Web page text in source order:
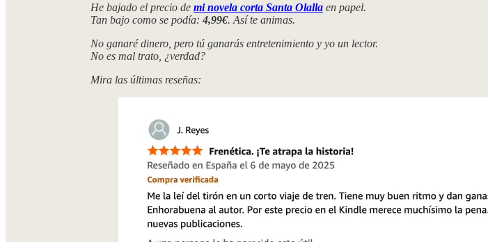
He bajado el precio de mi novela corta Santa Olalla en papel.
Tan bajo como se podía: 4,99€. Así te animas.
No ganaré dinero, pero tú ganarás entretenimiento y yo un lector.
No es mal trato, ¿verdad?
Mira las últimas reseñas: